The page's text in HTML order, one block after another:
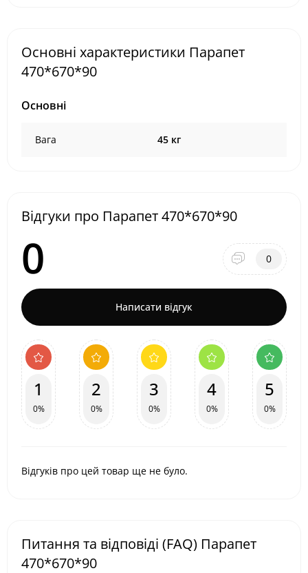
Основні характеристики Парапет
470*670*90
Основні
Вага 45 кг
Відгуки про Парапет 470*670*90
0 0
Написати відгук
1
0%
2
0%
3
0%
4
0%
5
0%
Відгуків про цей товар ще не було.
Питання та відповіді (FAQ) Парапет
470*670*90